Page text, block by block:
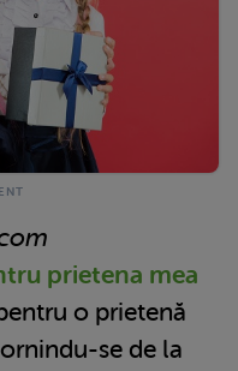
prietena mea
o prietenă
se de la